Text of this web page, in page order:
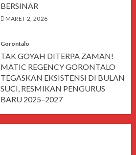
BERSINAR
MARET 2, 2026
Gorontalo
TAK GOYAH DITERPA ZAMAN!
MATIC REGENCY GORONTALO
TEGASKAN EKSISTENSI DI BULAN
SUCI, RESMIKAN PENGURUS
BARU 2025–2027